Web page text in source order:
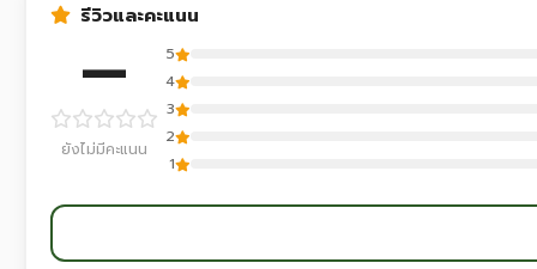
รีวิวและคะแนน
—
ยังไม่มีคะแนน
5
4
3
2
1